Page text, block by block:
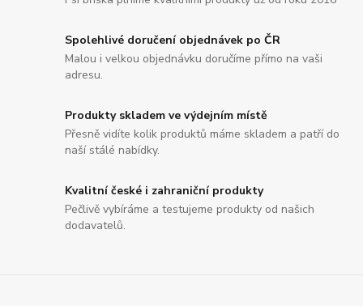
Spolehlivé doručení objednávek po ČR
Malou i velkou objednávku doručíme přímo na vaši
adresu.
Produkty skladem ve výdejním místě
Přesně vidíte kolik produktů máme skladem a patří do
naší stálé nabídky.
Kvalitní české i zahraniční produkty
Pečlivě vybíráme a testujeme produkty od našich
dodavatelů.